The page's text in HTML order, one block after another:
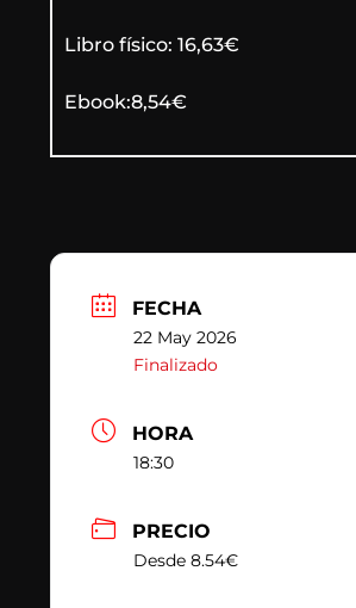
Libro físico: 16,63€
Ebook:8,54€
FECHA
22 May 2026
Finalizado
HORA
18:30
PRECIO
Desde 8.54€